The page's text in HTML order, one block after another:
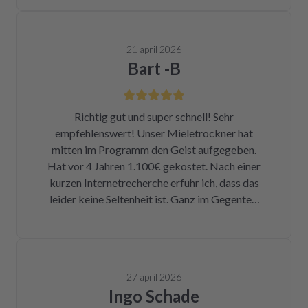
21 april 2026
Bart -B
Richtig gut und super schnell! Sehr
empfehlenswert! Unser Mieletrockner hat
mitten im Programm den Geist aufgegeben.
Hat vor 4 Jahren 1.100€ gekostet. Nach einer
kurzen Internetrecherche erfuhr ich, dass das
leider keine Seltenheit ist. Ganz im Gegenteil.
Modell und Fehler eingegeben und dann hatte
ich die Wahl, eine refurbished Platine für
27 april 2026
Ingo Schade